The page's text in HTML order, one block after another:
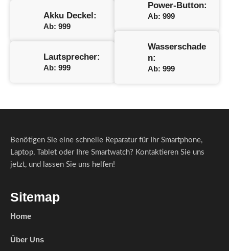
Akku Deckel:
Ab: 999
Lautsprecher:
Ab: 999
Power-Button:
Ab: 999
Wasserschade
n:
Ab: 999
Sitemap
Home
Über Uns
Benötigen Sie eine schnelle Reparatur für Ihr Smartphone,
Laptop, Tablet oder Ihre Smartwatch? Kontaktieren Sie uns
jetzt, und lassen Sie uns helfen!